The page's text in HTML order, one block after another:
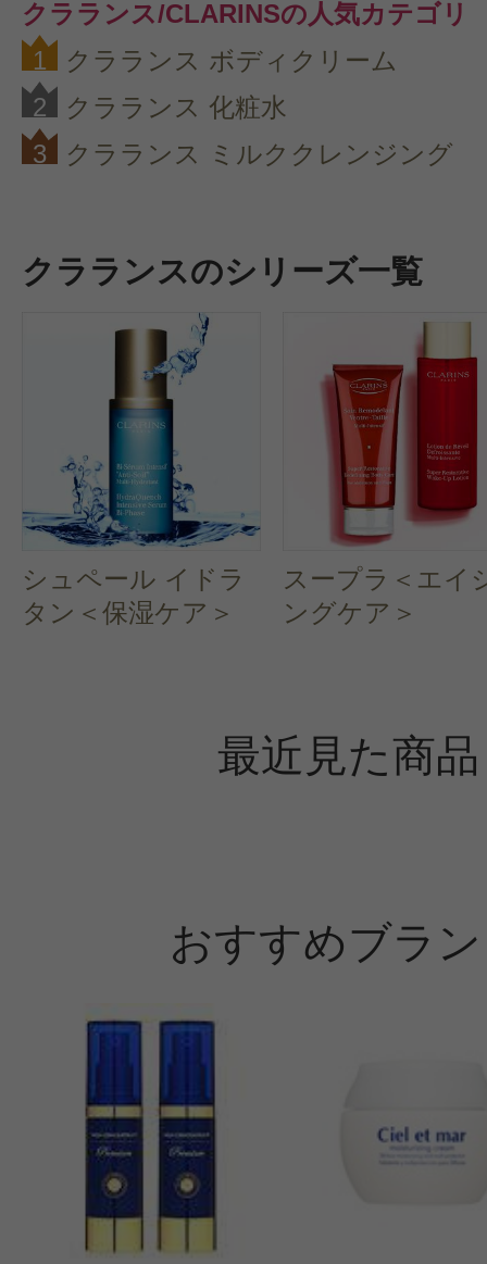
クラランス/CLARINSの人気カテゴリ
1
クラランス ボディクリーム
2
クラランス 化粧水
3
クラランス ミルククレンジング
クラランスのシリーズ一覧
シュペール イドラ
タン＜保湿ケア＞
スープラ＜エイ
ングケア＞
最近見た商品
おすすめブラ